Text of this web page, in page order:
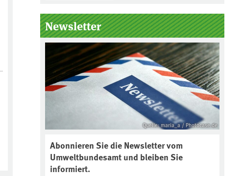
für die folgenden Produkte – soweit
technisch möglich – nach Ablauf
der Gewährleistungsfrist
Reparaturen zu einem
angemessenen Preis anbieten:
Newsletter
Quelle: maria_a / Photocase.de
Abonnieren Sie die Newsletter vom
Umweltbundesamt und bleiben Sie
informiert.